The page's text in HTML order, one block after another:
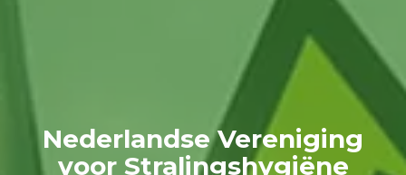
Nederlandse Vereniging
voor Stralingshygiëne